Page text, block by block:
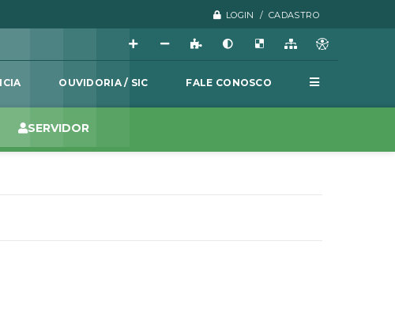
LOGIN / CADASTRO
OUVIDORIA / SIC FALE CONOSCO
SERVIDOR